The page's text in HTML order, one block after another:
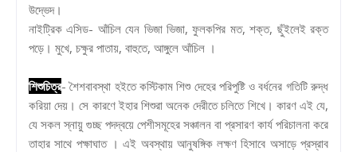
উদ্ভেদ।
নাইট্রিক এসিড- আঁচিল যেন ভিজা ভিজা, ফুলকপির মত, শক্ত, ছুঁইলেই রক্ত
পড়ে। মুখে, চক্ষুর পাতায়, বাহুতে, আঙ্গুলে আঁচিল ।
শিশুচিত্র- শৈশবাবস্থা হইতে কস্টিকাম শিশু দেহের পরিপুষ্টি ও বর্ধনের গতিটি রুদ্ধ
করিয়া দেয়। সে কারণে ইহার শিশুরা অনেক দেরীতে চলিতে শিখে। কারণ এই যে,
যে সকল স্নায়ু গুচ্ছ পদদ্বয়ে পেশীসমূহের সঞ্চালন বা প্রসারণ কার্য পরিচালনা করে
তাহার সাথে পক্ষাঘাত । এই অবস্থায় আনুষঙ্গিক লক্ষণ হিসাবে অসাড়ে প্রস্রাব